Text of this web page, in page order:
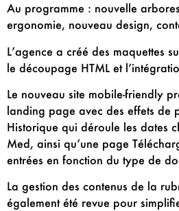
Au programme : nouvelle
ergonomie, nouveau design,
L’agence a créé des maquettes
le découpage HTML et
Le nouveau site mobile-friendly
landing page avec des effets de
Historique qui déroule les dates
Med, ainsi qu’une page
entrées en fonction du type de
La gestion des contenus de la
également été revue pour